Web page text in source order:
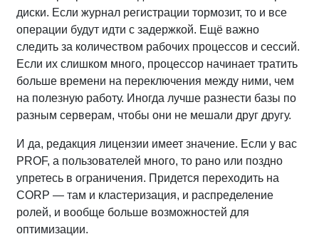
диски. Если журнал регистрации тормозит, то и все
операции будут идти с задержкой. Ещё важно
следить за количеством рабочих процессов и сессий.
Если их слишком много, процессор начинает тратить
больше времени на переключения между ними, чем
на полезную работу. Иногда лучше разнести базы по
разным серверам, чтобы они не мешали друг другу.
И да, редакция лицензии имеет значение. Если у вас
PROF, а пользователей много, то рано или поздно
упретесь в ограничения. Придется переходить на
CORP — там и кластеризация, и распределение
ролей, и вообще больше возможностей для
оптимизации.